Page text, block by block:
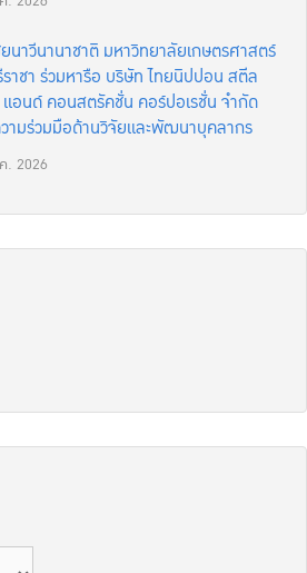
าวีนานาชาติ มหาวิทยาลัยเกษตรศาสตร์
าชา ร่วมหารือ บริษัท ไทยนิปปอน สตีล
แอนด์ คอนสตรัคชั่น คอร์ปอเรชั่น จำกัด
วามร่วมมือด้านวิจัยและพัฒนาบุคลากร
. 2026